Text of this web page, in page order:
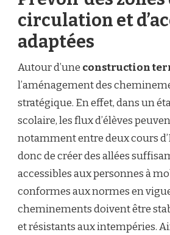
circulation et
adaptées
Autour d’une construction
l’aménagement des
stratégique. En effet, dans un
scolaire, les flux d’élèves
notamment entre deux cours
donc de créer des allées
accessibles aux personnes à
conformes aux normes en
cheminements doivent être
et résistants aux intempéries.